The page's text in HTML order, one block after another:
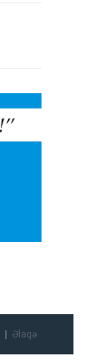
Əlaqə